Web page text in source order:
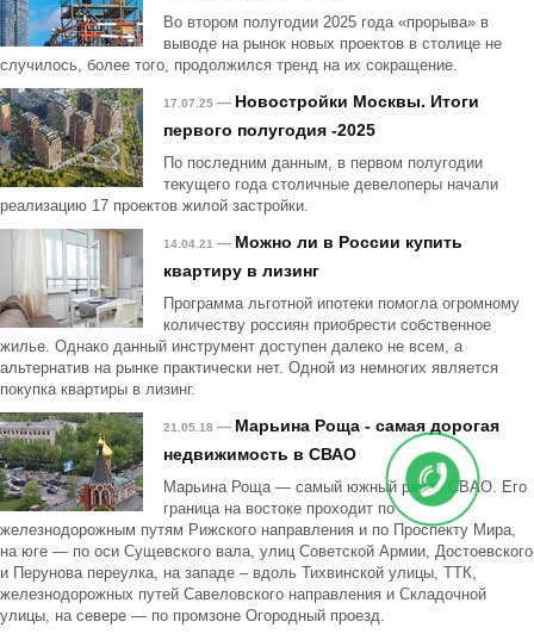
Во втором полугодии 2025 года «прорыва» в
выводе на рынок новых проектов в столице не
случилось, более того, продолжился тренд на их сокращение.
17.07.25 — Новостройки Москвы. Итоги
первого полугодия -2025
По последним данным, в первом полугодии
текущего года столичные девелоперы начали
реализацию 17 проектов жилой застройки.
14.04.21 — Можно ли в России купить
квартиру в лизинг
Программа льготной ипотеки помогла огромному
количеству россиян приобрести собственное
жилье. Однако данный инструмент доступен далеко не всем, а
альтернатив на рынке практически нет. Одной из немногих является
покупка квартиры в лизинг.
21.05.18 — Марьина Роща - самая дорогая
недвижимость в СВАО
Марьина Роща — самый южный район СВАО. Его
граница на востоке проходит по
железнодорожным путям Рижского направления и по Проспекту Мира,
на юге — по оси Сущевского вала, улиц Советской Армии, Достоевского
и Перунова переулка, на западе – вдоль Тихвинской улицы, ТТК,
железнодорожных путей Савеловского направления и Складочной
улицы, на севере — по промзоне Огородный проезд.